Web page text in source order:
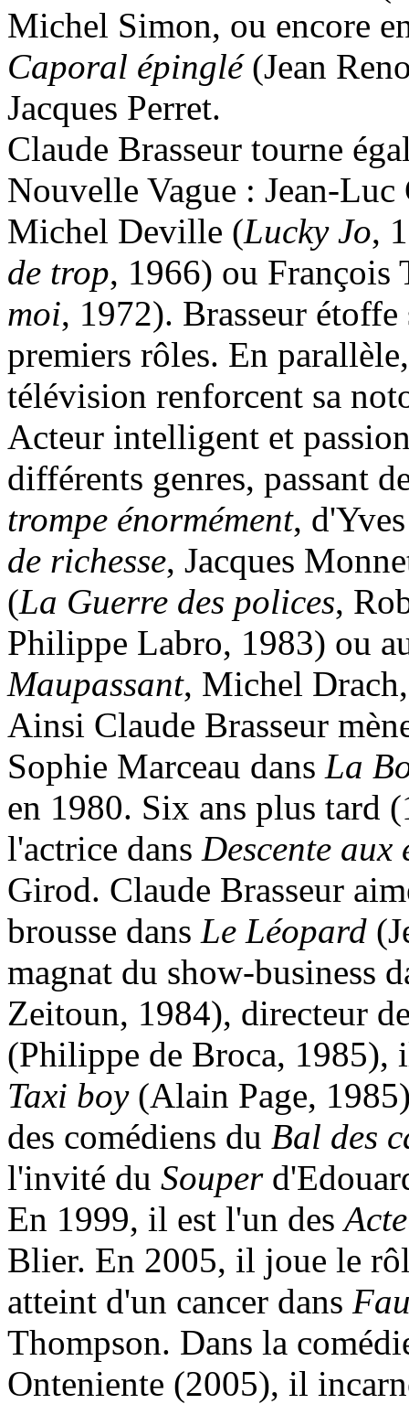
Michel Simon, ou encore
Caporal épinglé(Jean
Jacques Perret.
Claude Brasseur tourne
Nouvelle Vague : Jean-Luc
Michel Deville (Lucky Jo,
de trop, 1966) ou François
moi, 1972). Brasseur étoffe
premiers rôles. En
télévision renforcent sa
Acteur intelligent et
différents genres, passant
trompe énormément,
de richesse, Jacques
(La Guerre des polices,
Philippe Labro, 1983) ou
Maupassant, Michel
Ainsi Claude Brasseur
Sophie Marceau dans La
en 1980. Six ans plus tard
l'actrice dans Descente aux
Girod. Claude Brasseur
brousse dans Le Léopard
magnat du show-business
Zeitoun, 1984), directeur
(Philippe de Broca, 1985),
Taxi boy(Alain Page,
des comédiens du Bal des
l'invité du Souper
En 1999, il est l'un des
Blier. En 2005, il joue le
atteint d'un cancer dans
Thompson. Dans la
Onteniente (2005), il